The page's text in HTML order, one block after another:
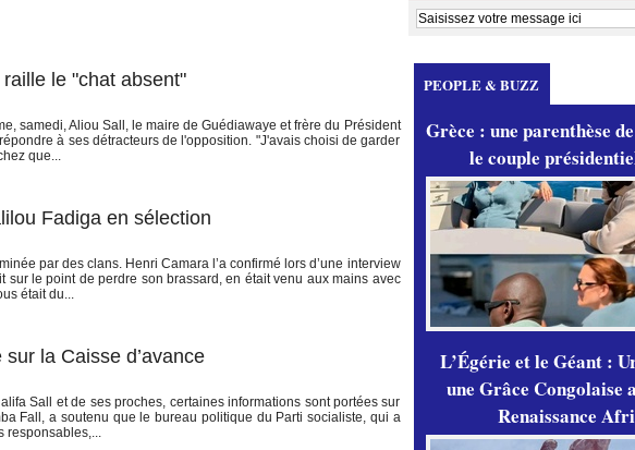
le "chat absent"
samedi, Aliou Sall, le maire de Guédiawaye et frère du Président
à ses détracteurs de l'opposition. "J'avais choisi de garder
que...
Fadiga en sélection
par des clans. Henri Camara l’a confirmé lors d’une interview
sur le point de perdre son brassard, en était venu aux mains avec
était du...
la Caisse d’avance
Sall et de ses proches, certaines informations sont portées sur
Fall, a soutenu que le bureau politique du Parti socialiste, qui a
responsables,...
PEOPLE & BUZZ
Grèce : une parenthèse
le couple
L’Égérie et le Géant :
une Grâce Congolaise
Renaissance